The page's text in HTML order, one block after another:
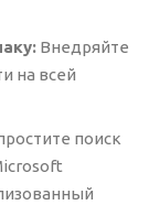
Внедряйте
на всей
поиск